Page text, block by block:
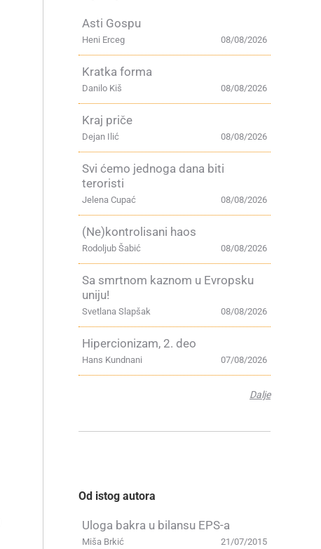
Asti Gospu
08/08/2026
Heni Erceg
Kratka forma
08/08/2026
Danilo Kiš
Kraj priče
08/08/2026
Dejan Ilić
Svi ćemo jednoga dana biti
teroristi
08/08/2026
Jelena Cupać
(Ne)kontrolisani haos
08/08/2026
Rodoljub Šabić
Sa smrtnom kaznom u Evropsku
uniju!
08/08/2026
Svetlana Slapšak
Hipercionizam, 2. deo
07/08/2026
Hans Kundnani
Dalje
Od istog autora
Uloga bakra u bilansu EPS-a
21/07/2015
Miša Brkić